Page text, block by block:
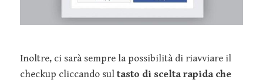
Inoltre, ci sarà sempre la possibilità di riavviare il
checkup cliccando sul tasto di scelta rapida che